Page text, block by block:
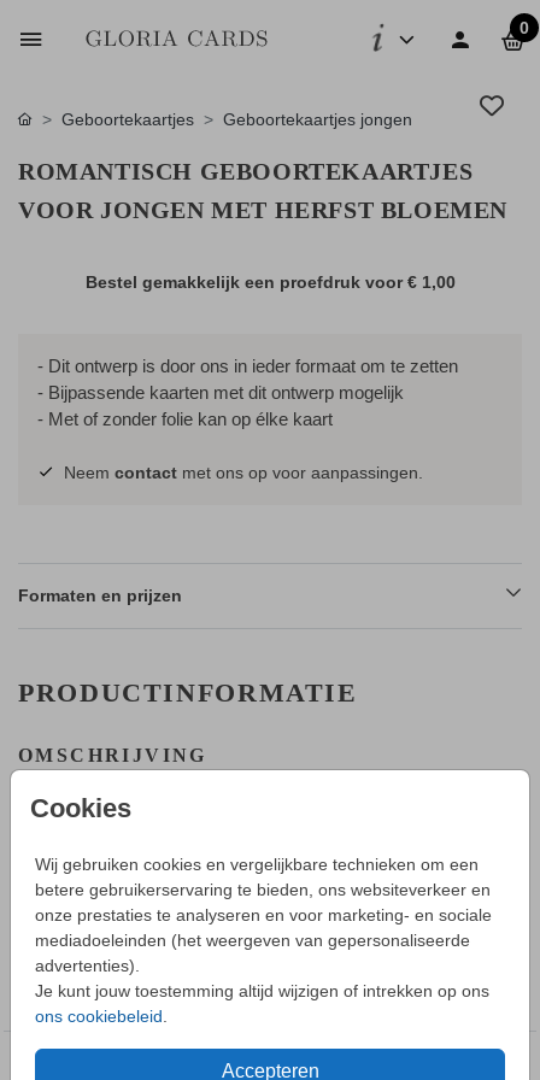
0
Cookies
Wij gebruiken cookies en vergelijkbare technieken om een
betere gebruikerservaring te bieden, ons websiteverkeer en
onze prestaties te analyseren en voor marketing- en sociale
mediadoeleinden (het weergeven van gepersonaliseerde
advertenties).
Je kunt jouw toestemming altijd wijzigen of intrekken op ons
ons cookiebeleid
Accepteren
Geboortekaartjes Geboortekaartjes jongen
ROMANTISCH GEBOORTEKAARTJES
VOOR JONGEN MET HERFST BLOEMEN
Bestel gemakkelijk een proefdruk voor€ 1,00
- Dit ontwerp is door ons in ieder formaat om te zetten
- Bijpassende kaarten met dit ontwerp mogelijk
- Met of zonder folie kan op élke kaart
Neem contact met ons op voor aanpassingen.
Formaten en prijzen
PRODUCTINFORMATIE
OMSCHRIJVING
een jongen in de editor.
HOE WERKT HET?
- Maak in de editor een mooi ontwerp van dit kaartje.
- Sla deze op in je account en bestel daarna een proefdruk.
- Tijdens bestellen kun je kiezen uit verschillende formaten,
papiersoorten en envelopkleuren.
- Bij je 1e proefdruk ontvang je een proefsetje met samples
van alle papiersoorten en kleuren enveloppen.
Toon meer
COLLECTIE
Geboortekaartjes jongen